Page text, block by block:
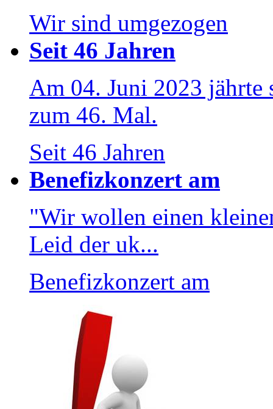
Wir sind umgezogen
Seit 46 Jahren
Am 04. Juni 2023 jährte
zum 46. Mal.
Seit 46 Jahren
Benefizkonzert am
"Wir wollen einen
Leid der uk...
Benefizkonzert am